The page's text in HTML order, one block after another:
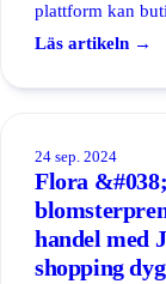
plattform kan
Läs artikeln →
24 sep. 2024
Flora
handel med
shopping